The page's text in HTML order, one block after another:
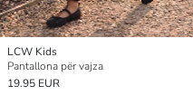
LCW Kids
Pantallona për vajza
19.95 EUR